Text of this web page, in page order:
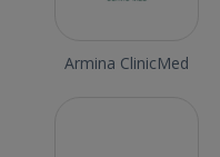
Armina ClinicMed